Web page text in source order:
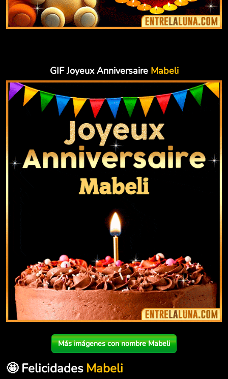
GIF Joyeux Anniversaire Mabeli
Más imágenes con nombre Mabeli
🤩 Felicidades Mabeli